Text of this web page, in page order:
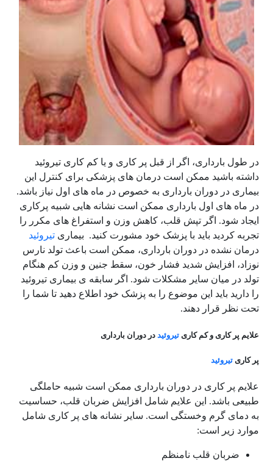
در طول بارداری، اگر از قبل پر کاری و یا کم کاری تیروئید
داشته باشید ممکن است درمان های پزشکی برای کنترل این
بیماری در دوران بارداری به خصوص در ماه های اول نیاز باشد.
در ماه های اول بارداری ممکن است نشانه هایی شبیه پرکاری
ایجاد شود. اگر تپش قلب، کاهش وزن و استفراغ های مکرر را
تجربه کردید باید با پزشک خود مشورت کنید. بیماری تیروئید
درمان نشده در دوران بارداری، ممکن است باعث تولد نارس
نوزاد، افزایش شدید فشار خون، سقط جنین و وزن کم هنگام
تولد در میان سایر مشکلات شود. اگر سابقه ی بیماری تیروئید
را دارید باید این موضوع را به پزشک خود اطلاع دهید تا شما را
تحت نظر قرار دهند.
علایم پر کاری و کم کاری تیروئیددر دوران بارداری
پر کاری تیروئید
علایم پر کاری در دوران بارداری ممکن است شبیه حاملگی
طبیعی باشد. این علایم شامل افزایش ضربان قلب، حساسیت
به دمای گرم وخستگی است. سایر نشانه های پر کاری شامل
موارد زیر است:
ضربان قلب نامنظم